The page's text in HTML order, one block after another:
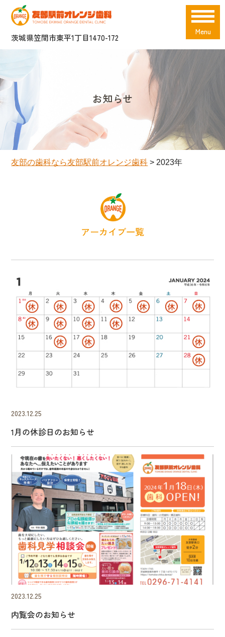
Menu
茨城県笠間市東平1丁目1470-172
お知らせ
友部の歯科なら友部駅前オレンジ歯科 > 2023年
アーカイブ一覧
2023.12.25
1月の休診日のお知らせ
2023.12.25
内覧会のお知らせ